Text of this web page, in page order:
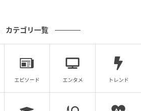
カテゴリ一覧
エピソード エンタメ トレンド